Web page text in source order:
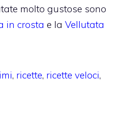
molto gustose sono
in crosta e la Vellutata
, ricette, ricette veloci,